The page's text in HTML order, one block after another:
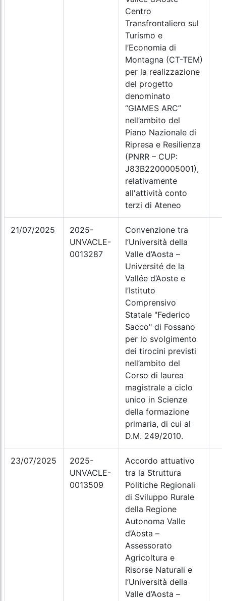
Centro
Transfrontaliero sul
Turismo e
l’Economia di
Montagna (CT-TEM)
per la realizzazione
del progetto
denominato
“GIAMES ARC”
nell’ambito del
Piano Nazionale di
Ripresa e Resilienza
(PNRR – CUP:
J83B2200005001),
relativamente
all'attività conto
terzi di Ateneo
21/07/2025
2025-
UNVACLE-
0013287
Convenzione tra
l’Università della
Valle d’Aosta –
Université de la
Vallée d’Aoste e
l’Istituto
Comprensivo
Statale "Federico
Sacco" di Fossano
per lo svolgimento
dei tirocini previsti
nell’ambito del
Corso di laurea
magistrale a ciclo
unico in Scienze
della formazione
primaria, di cui al
D.M. 249/2010.
23/07/2025
2025-
UNVACLE-
0013509
Accordo attuativo
tra la Struttura
Politiche Regionali
di Sviluppo Rurale
della Regione
Autonoma Valle
d’Aosta –
Assessorato
Agricoltura e
Risorse Naturali e
l’Università della
Valle d’Aosta –